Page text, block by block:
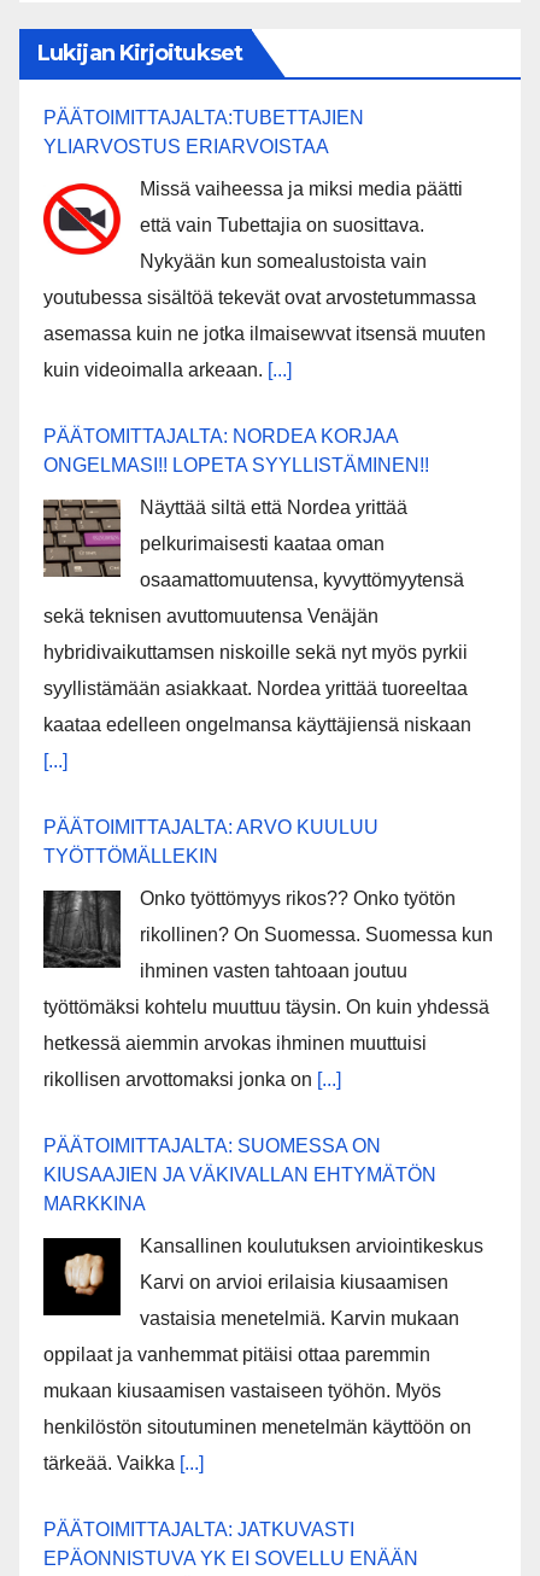
Lukijan Kirjoitukset
PÄÄTOIMITTAJALTA:TUBETTAJIEN
YLIARVOSTUS ERIARVOISTAA
Missä vaiheessa ja miksi media päätti
että vain Tubettajia on suosittava.
Nykyään kun somealustoista vain
youtubessa sisältöä tekevät ovat arvostetummassa
asemassa kuin ne jotka ilmaisewvat itsensä muuten
kuin videoimalla arkeaan. [...]
PÄÄTOMITTAJALTA: NORDEA KORJAA
ONGELMASI!! LOPETA SYYLLISTÄMINEN!!
Näyttää siltä että Nordea yrittää
pelkurimaisesti kaataa oman
osaamattomuutensa, kyvyttömyytensä
sekä teknisen avuttomuutensa Venäjän
hybridivaikuttamsen niskoille sekä nyt myös pyrkii
syyllistämään asiakkaat. Nordea yrittää tuoreeltaa
kaataa edelleen ongelmansa käyttäjiensä niskaan
[...]
PÄÄTOIMITTAJALTA: ARVO KUULUU
TYÖTTÖMÄLLEKIN
Onko työttömyys rikos?? Onko työtön
rikollinen? On Suomessa. Suomessa kun
ihminen vasten tahtoaan joutuu
työttömäksi kohtelu muuttuu täysin. On kuin yhdessä
hetkessä aiemmin arvokas ihminen muuttuisi
rikollisen arvottomaksi jonka on [...]
PÄÄTOIMITTAJALTA: SUOMESSA ON
KIUSAAJIEN JA VÄKIVALLAN EHTYMÄTÖN
MARKKINA
Kansallinen koulutuksen arviointikeskus
Karvi on arvioi erilaisia kiusaamisen
vastaisia menetelmiä. Karvin mukaan
oppilaat ja vanhemmat pitäisi ottaa paremmin
mukaan kiusaamisen vastaiseen työhön. Myös
henkilöstön sitoutuminen menetelmän käyttöön on
tärkeää. Vaikka [...]
PÄÄTOIMITTAJALTA: JATKUVASTI
EPÄONNISTUVA YK EI SOVELLU ENÄÄN